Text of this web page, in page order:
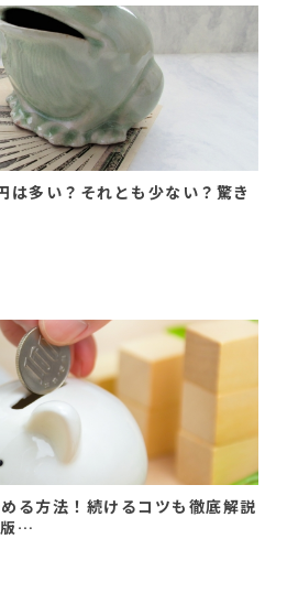
多い？それとも少ない？驚き
る方法！続けるコツも徹底解説
版…